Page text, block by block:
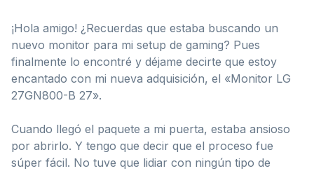
¡Hola amigo! ¿Recuerdas que estaba buscando un
nuevo monitor para mi setup de gaming? Pues
finalmente lo encontré y déjame decirte que estoy
encantado con mi nueva adquisición, el «Monitor LG
27GN800-B 27».
Cuando llegó el paquete a mi puerta, estaba ansioso
por abrirlo. Y tengo que decir que el proceso fue
súper fácil. No tuve que lidiar con ningún tipo de